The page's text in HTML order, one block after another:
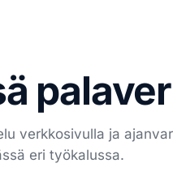
verkkosivulla ja
eri työkalussa.